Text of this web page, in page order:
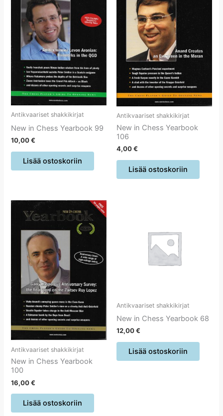
Antikvaariset shakkikirjat
New in Chess Yearbook 99
10,00€
Lisää ostoskoriin
Antikvaariset shakkikirjat
New in Chess Yearbook
106
4,00€
Lisää ostoskoriin
Antikvaariset shakkikirjat
New in Chess Yearbook
100
16,00€
Lisää ostoskoriin
Antikvaariset shakkikirjat
New in Chess Yearbook 68
12,00€
Lisää ostoskoriin